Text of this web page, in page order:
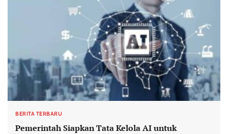
BERITA TERBARU
Pemerintah Siapkan Tata Kelola AI untuk